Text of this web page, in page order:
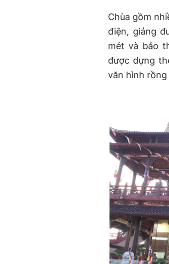
Chùa gồm
điện, giảng
mét và bảo
được dựng
văn hình